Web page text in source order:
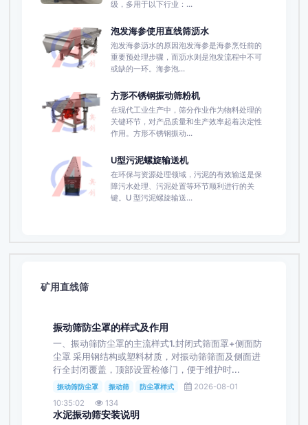
级，多用于以下行业：...
泡发海参使用直线筛沥水
泡发海参沥水的原因​泡发海参是海参烹饪前的
重要预处理步骤，而沥水则是泡发流程中不可
或缺的一环。海参泡...
方形不锈钢振动筛粉机
在现代工业生产中，筛分作业作为物料处理的
关键环节，对产品质量和生产效率起着决定性
作用。方形不锈钢振动...
U型污泥螺旋输送机
在环保与资源处理领域，污泥的有效输送是保
障污水处理、污泥处置等环节顺利进行的关
键。U 型污泥螺旋输送...
矿用直线筛
振动筛防尘罩的样式及作用
一、振动筛防尘罩的主流样式1.封闭式筛面罩+侧面防
尘罩 采用钢结构或塑料材质，对振动筛筛面及侧面进
行全封闭覆盖，顶部设置检修门，便于维护时...
振动筛防尘罩 振动筛 防尘罩样式
2026-08-01
10:35:02
134
水泥振动筛安装说明